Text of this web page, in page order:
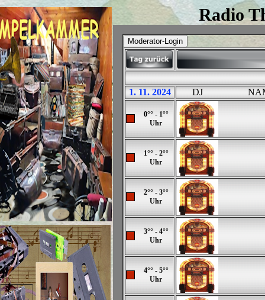
Radio
1. 11. 2024 DJ
0°° - 1°°
Uhr
1°° - 2°°
Uhr
2°° - 3°°
Uhr
3°° - 4°°
Uhr
4°° - 5°°
Uhr